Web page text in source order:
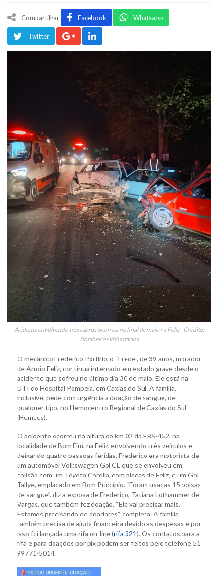
Compartilhar Facebook Whatsapp
Twitter
Acidente envolvendo três carros ocorreu no final de maio na Feliz - Crédito:
Bombeiros Voluntários
O mecânico Frederico Porfírio, o “Frede”, de 39 anos, morador
de Arroio Feliz, continua internado em estado grave desde o
acidente que sofreu no último dia 30 de maio. Ele está na
UTI do Hospital Pompeia, em Caxias do Sul. A família,
inclusive, pede com urgência a doação de sangue, de
qualquer tipo, no Hemocentro Regional de Caxias do Sul
(Hemocs).
O acidente ocorreu na altura do km 02 da ERS-452, na
localidade de Bom Fim, na Feliz, envolvendo três veículos e
deixando quatro pessoas feridas. Frederico era motorista de
um automóvel Volkswagen Gol CL que se envolveu em
colisão com um Toyota Corolla, com placas de Feliz, e um Gol
Tallye, emplacado em Bom Princípio. “Foram usadas 15 bolsas
de sangue”, diz a esposa de Frederico, Tatiana Lothammer de
Vargas, que também fez doação. “Ele vai precisar mais.
Estamos precisando de doadores”, completa. A família
também precisa de ajuda financeira devido as despesas e por
isso foi lançada uma rifa on-line (rifa 321). Os contatos para a
rifa e para doações por pix podem ser feitos pelo telefone 51
99771-5014.